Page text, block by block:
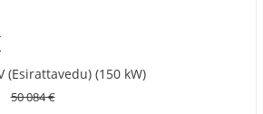
(Esirattavedu) (150 kW)
50 084 €